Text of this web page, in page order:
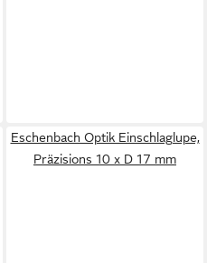
Eschenbach Optik Einschlaglupe,
Präzisions 10 x D 17 mm